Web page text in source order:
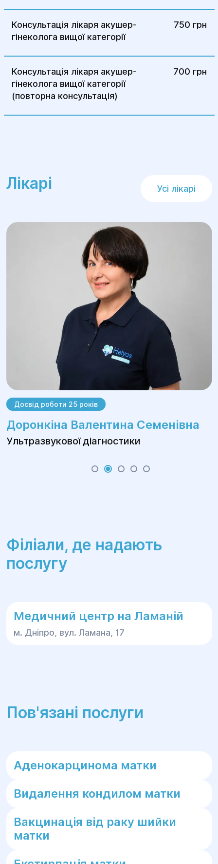
Консультація лікаря акушер-
гінеколога вищої категорії
750 грн
Консультація лікаря акушер-
гінеколога вищої категорії
(повторна консультація)
700 грн
Лікарі Усі лікарі
Досвід роботи 10 років
Федоренко Світлана Олексіївна
Ультразвукової діагностики
Філіали, де надають
послугу
Медичний центр на Ламаній
м. Дніпро, вул. Ламана, 17
Пов'язані послуги
Аденокарцинома матки
Видалення кондилом матки
Вакцинація від раку шийки
матки